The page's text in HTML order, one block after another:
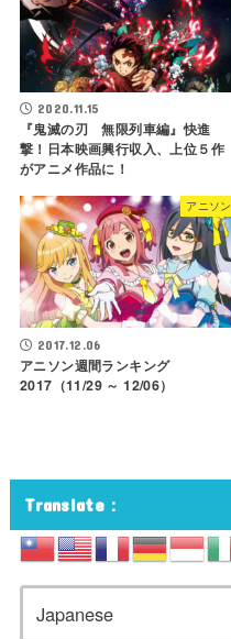
2020.11.15
『鬼滅の刃 無限列車編』快進
撃！日本映画興行収入、上位５作
がアニメ作品に！
アニソン
2017.12.06
アニソン週間ランキング
2017（11/29 ～ 12/06）
Translate：